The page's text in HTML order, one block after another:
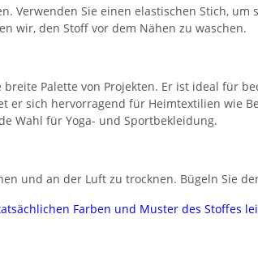
Verwenden Sie einen elastischen Stich,
wir, den Stoff vor dem Nähen zu waschen.
Palette von Projekten. Er ist ideal für
er sich hervorragend für Heimtextilien wie
Wahl für Yoga- und Sportbekleidung.
und an der Luft zu trocknen. Bügeln Sie
Farben und Muster des Stoffes